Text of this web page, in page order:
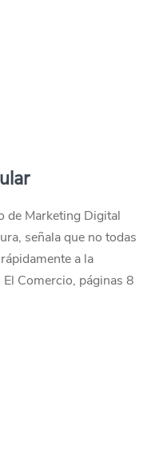
de Marketing Digital
señala que no todas
a la
Comercio, páginas 8